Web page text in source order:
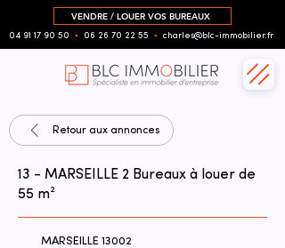
VENDRE / LOUER VOS BUREAUX
04 91 17 90 50 ▪︎ 06 26 70 22 55 ▪︎ charles@blc-immobilier.fr
Retour aux annonces
13 - MARSEILLE 2 Bureaux à louer de
55 m²
MARSEILLE 13002